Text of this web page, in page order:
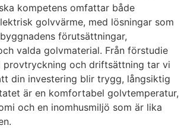
kompetens omfattar både
golvvärme, med lösningar som
förutsättningar,
valda golvmaterial. Från förstudie
provtryckning och driftsättning tar vi
din investering blir trygg, långsiktig
är en komfortabel golvtemperatur,
och en inomhusmiljö som är lika